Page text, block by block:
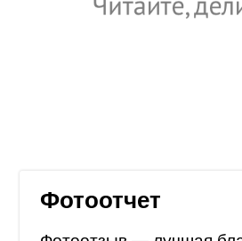
Фотоотчет